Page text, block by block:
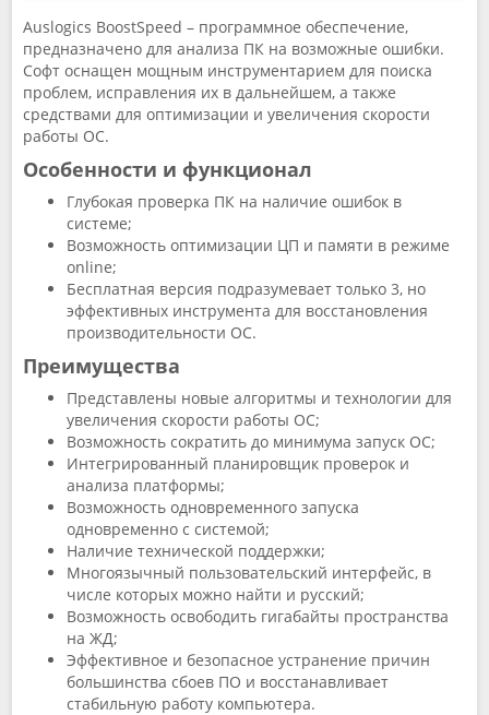
Auslogics BoostSpeed – программное обеспечение,
предназначено для анализа ПК на возможные ошибки.
Софт оснащен мощным инструментарием для поиска
проблем, исправления их в дальнейшем, а также
средствами для оптимизации и увеличения скорости
работы ОС.
Особенности и функционал
Глубокая проверка ПК на наличие ошибок в
системе;
Возможность оптимизации ЦП и памяти в режиме
online;
Бесплатная версия подразумевает только 3, но
эффективных инструмента для восстановления
производительности ОС.
Преимущества
Представлены новые алгоритмы и технологии для
увеличения скорости работы ОС;
Возможность сократить до минимума запуск ОС;
Интегрированный планировщик проверок и
анализа платформы;
Возможность одновременного запуска
одновременно с системой;
Наличие технической поддержки;
Многоязычный пользовательский интерфейс, в
числе которых можно найти и русский;
Возможность освободить гигабайты пространства
на ЖД;
Эффективное и безопасное устранение причин
большинства сбоев ПО и восстанавливает
стабильную работу компьютера.